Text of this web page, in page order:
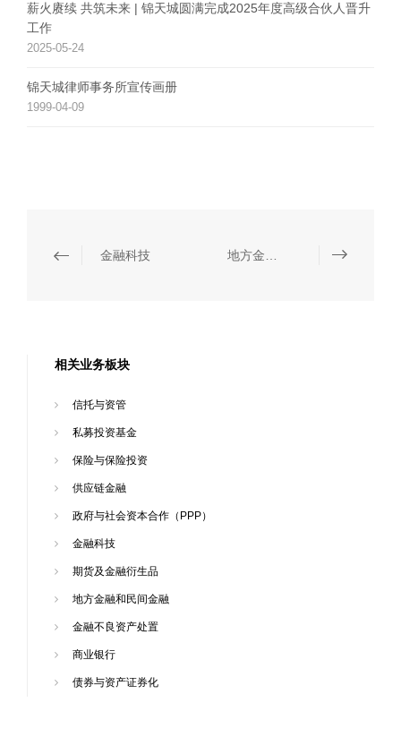
薪火赓续 共筑未来 | 锦天城圆满完成2025年度高级合伙人晋升
工作
2025-05-24
锦天城律师事务所宣传画册
1999-04-09
金融科技
相关业务板块
信托与资管
私募投资基金
保险与保险投资
供应链金融
政府与社会资本合作（PPP）
金融科技
期货及金融衍生品
地方金融和民间金融
金融不良资产处置
商业银行
债券与资产证券化